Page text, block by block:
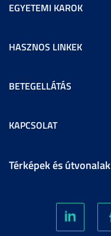
EGYETEMI KAROK
HASZNOS LINKEK
BETEGELLÁTÁS
KAPCSOLAT
Térképek és útvonalak